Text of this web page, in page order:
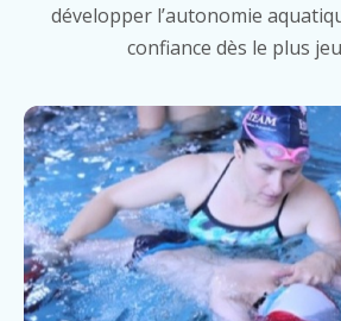
développer l’autonomie
confiance dès le plus